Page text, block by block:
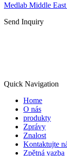
Medlab Middle
Send Inquiry
Quick Navigation
Home
O nás
produkty
Zprávy
Znalost
Kontaktujte
Zpětná vazba